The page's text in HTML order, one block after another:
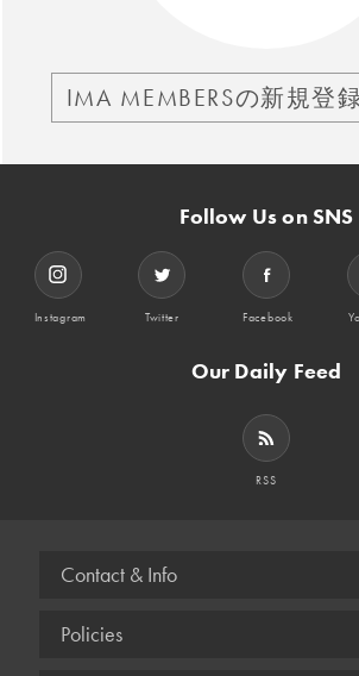
IMA MEMBERSの新規登
Follow Us on SNS
Instagram Twitter Facebook
Our Daily Feed
RSS
Contact & Info
Policies